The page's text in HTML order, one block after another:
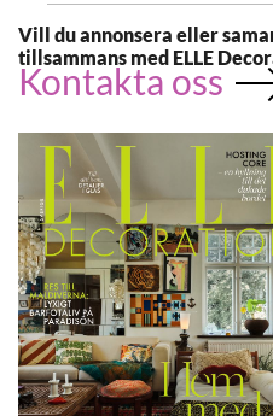
Vill du annonsera eller
tillsammans med ELLE
Kontakta oss